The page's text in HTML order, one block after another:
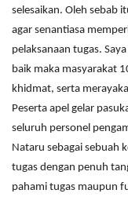
selesaikan. Oleh sebab
agar senantiasa
pelaksanaan tugas.
baik maka masyarakat
khidmat, serta
Peserta apel gelar
seluruh personel
Nataru sebagai sebuah
tugas dengan penuh
pahami tugas maupun